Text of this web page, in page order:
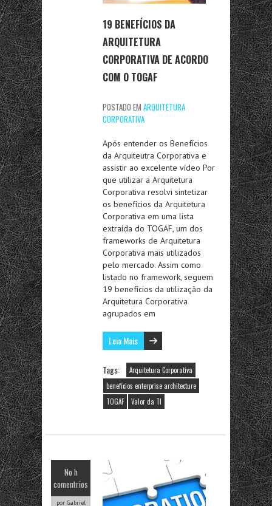
19 BENEFÍCIOS DA
ARQUITETURA
CORPORATIVA DE ACORDO
COM O TOGAF
POSTADO EM ARQUITETURA
CORPORATIVA
Após entender os Benefícios
da Arquiteutra Corporativa e
assistir ao excelente vídeo Por
que utilizar a Arquitetura
Corporativa resolvi sintetizar
os benefícios da Arquitetura
Corporativa em uma lista
extraída do TOGAF, um dos
frameworks de Arquitetura
Corporativa mais utilizados
pelo mercado. Assim como
listado no framework, seguem
19 benefícios da utilização da
Arquitetura Corporativa
agrupados em
Leia Mais
Tags:
Arquitetura Corporativa
benefícios enterprise architecture
TOGAF
Valor da TI
No h
comentrios
por Gabriel